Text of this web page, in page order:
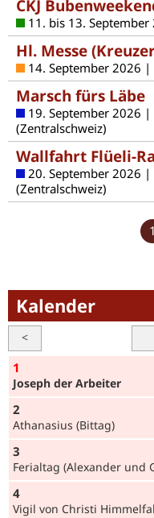
CKJ
11. bis 13.
Hl. Messe
14. September 2026 |
Marsch fürs Läbe
19. September 2026
(Zentralschweiz)
Wallfahrt Flüeli-
20. September 2026 |
(Zentralschweiz)
1
Kalender
<
1
Joseph der Arbeiter
2
Athanasius (Bittag)
3
Ferialtag (Alexander und
4
Vigil von Christi